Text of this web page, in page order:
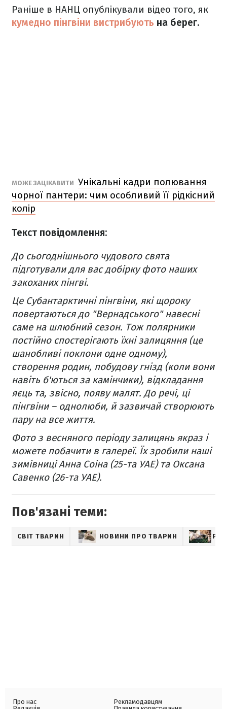
Раніше в НАНЦ опублікували відео того, як
кумедно пінгвіни вистрибують на берег.
МОЖЕ ЗАЦІКАВИТИ Унікальні кадри полювання
чорної пантери: чим особливий її рідкісний
колір
Текст повідомлення:
До сьогоднішнього чудового свята
підготували для вас добірку фото наших
закоханих пінгві.
Це Субантарктичні пінгвіни, які щороку
повертаються до "Вернадського" навесні
саме на шлюбний сезон. Тож полярники
постійно спостерігають їхні залицяння (це
шанобливі поклони одне одному),
створення родин, побудову гнізд (коли вони
навіть б'ються за камінчики), відкладання
яєць та, звісно, появу малят. До речі, ці
пінгвіни – однолюби, й зазвичай створюють
пару на все життя.
Фото з весняного періоду залицянь якраз і
можете побачити в галереї. Їх зробили наші
зимівниці Анна Соіна (25-та УАЕ) та Оксана
Савенко (26-та УАЕ).
Пов'язані теми:
СВІТ ТВАРИН НОВИНИ ПРО ТВАРИН
Про нас
Рекламодавцям